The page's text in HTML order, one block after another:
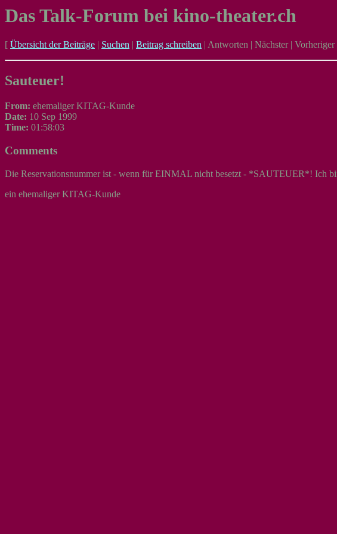
Das Talk-Forum bei kino-theater.ch
[ Übersicht der Beiträge | Suchen | Beitrag schreiben | Antworten | Nächster| Vorheriger
Sauteuer!
From: ehemaliger KITAG-Kunde
Date: 10 Sep 1999
Time: 01:58:03
Comments
Die Reservationsnummer ist - wenn für EINMAL nicht besetzt - *SAUTEUER*! Ich
ein ehemaliger KITAG-Kunde